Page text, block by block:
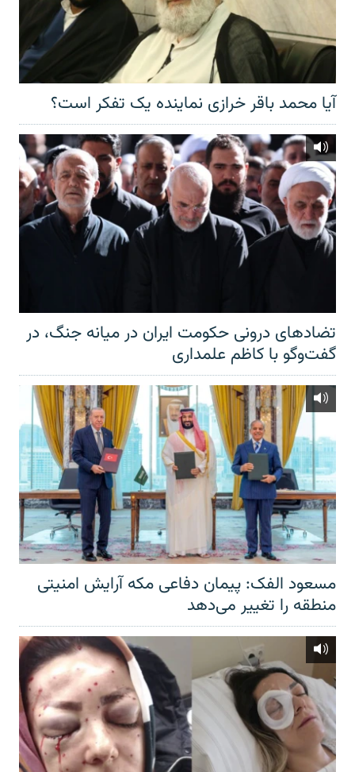
آیا محمد باقر خرازی نماینده یک تفکر است؟
تضادهای درونی حکومت ایران در میانه جنگ، در
گفت‌‌وگو با کاظم علمداری
مسعود الفک: پیمان دفاعی مکه آرایش امنیتی
منطقه را تغییر می‌دهد